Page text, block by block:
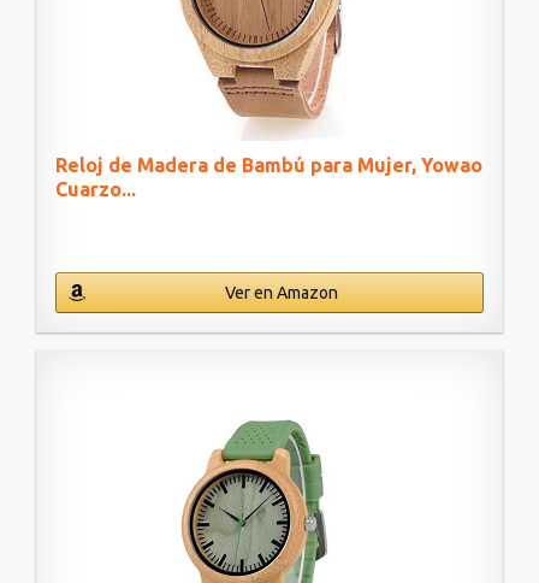
Reloj de Madera de Bambú para Mujer, Yowao
Cuarzo...
Ver en Amazon